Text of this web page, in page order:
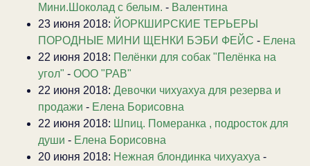
Мини.Шоколад с белым. - Валентина
23 июня 2018: ЙОРКШИРСКИЕ ТЕРЬЕРЫ
ПОРОДНЫЕ МИНИ ЩЕНКИ БЭБИ ФЕЙС - Елена
22 июня 2018: Пелёнки для собак "Пелёнка на
угол" - ООО "РАВ"
22 июня 2018: Девочки чихуахуа для резерва и
продажи - Елена Борисовна
22 июня 2018: Шпиц. Померанка , подросток для
души - Елена Борисовна
20 июня 2018: Нежная блондинка чихуахуа -